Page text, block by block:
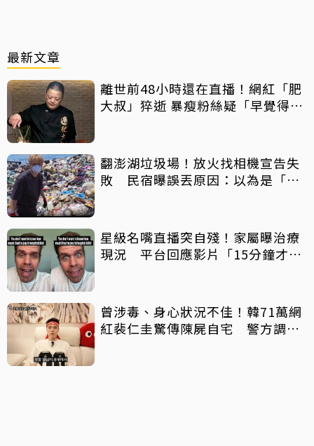
最新文章
離世前48小時還在直播！網紅「肥
大叔」猝逝 暴瘦粉絲疑「早覺得不
翻澎湖垃圾場！放火找相機宣告失
敗 民宿曝誤丟原因：以為是「按
星級名嘴直播突自殘！家屬曝治療
現況 平台回應影片「15分鐘才下
曾涉毒、身心狀況不佳！韓71萬網
紅裴仁圭驚傳陳屍自宅 警方調查